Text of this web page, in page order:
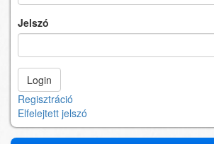
Jelszó
Regisztráció
Elfelejtett jelszó